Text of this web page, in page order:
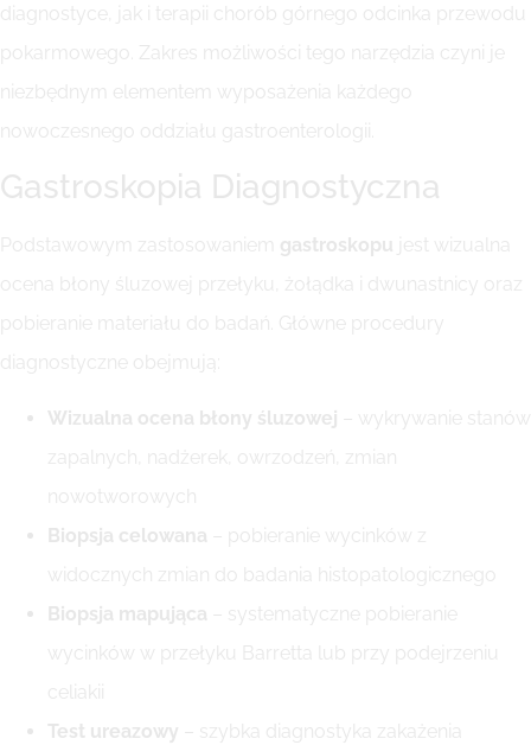
diagnostyce, jak i terapii chorób górnego odcinka przewodu
pokarmowego. Zakres możliwości tego narzędzia czyni je
niezbędnym elementem wyposażenia każdego
nowoczesnego oddziału gastroenterologii.
Gastroskopia Diagnostyczna
Podstawowym zastosowaniem gastroskopu jest wizualna
ocena błony śluzowej przełyku, żołądka i dwunastnicy oraz
pobieranie materiału do badań. Główne procedury
diagnostyczne obejmują:
Wizualna ocena błony śluzowej – wykrywanie stanów
zapalnych, nadżerek, owrzodzeń, zmian
nowotworowych
Biopsja celowana – pobieranie wycinków z
widocznych zmian do badania histopatologicznego
Biopsja mapująca – systematyczne pobieranie
wycinków w przełyku Barretta lub przy podejrzeniu
Test ureazowy – szybka diagnostyka zakażenia